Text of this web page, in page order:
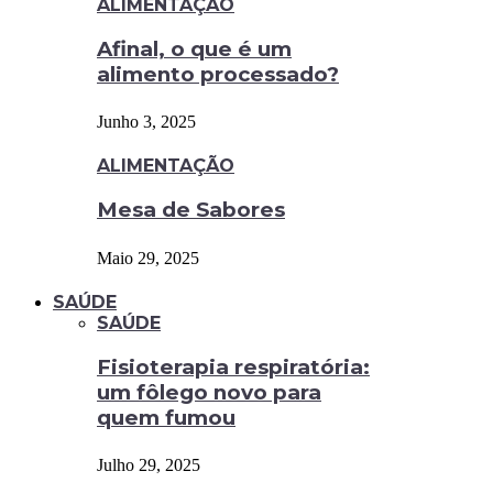
ALIMENTAÇÃO
Afinal, o que é um
alimento processado?
Junho 3, 2025
ALIMENTAÇÃO
Mesa de Sabores
Maio 29, 2025
SAÚDE
SAÚDE
Fisioterapia respiratória:
um fôlego novo para
quem fumou
Julho 29, 2025